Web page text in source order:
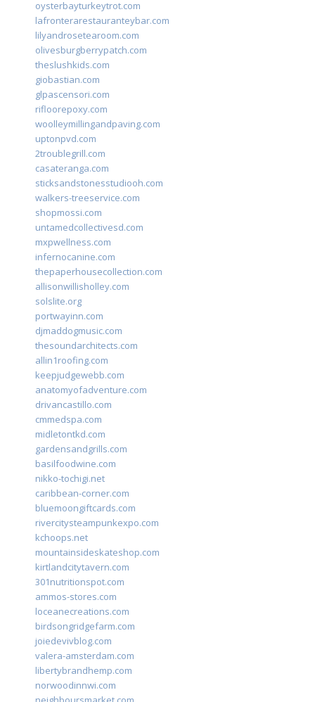
oysterbayturkeytrot.com
lafronterarestauranteybar.com
lilyandrosetearoom.com
olivesburgberrypatch.com
theslushkids.com
giobastian.com
glpascensori.com
rifloorepoxy.com
woolleymillingandpaving.com
uptonpvd.com
2troublegrill.com
casateranga.com
sticksandstonesstudiooh.com
walkers-treeservice.com
shopmossi.com
untamedcollectivesd.com
mxpwellness.com
infernocanine.com
thepaperhousecollection.com
allisonwillisholley.com
solslite.org
portwayinn.com
djmaddogmusic.com
thesoundarchitects.com
allin1roofing.com
keepjudgewebb.com
anatomyofadventure.com
drivancastillo.com
cmmedspa.com
midletontkd.com
gardensandgrills.com
basilfoodwine.com
nikko-tochigi.net
caribbean-corner.com
bluemoongiftcards.com
rivercitysteampunkexpo.com
kchoops.net
mountainsideskateshop.com
kirtlandcitytavern.com
301nutritionspot.com
ammos-stores.com
loceanecreations.com
birdsongridgefarm.com
joiedevivblog.com
valera-amsterdam.com
libertybrandhemp.com
norwoodinnwi.com